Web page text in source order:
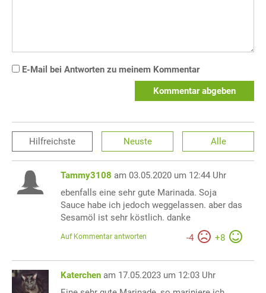
E-Mail bei Antworten zu meinem Kommentar
Kommentar abgeben
Hilfreichste Neuste Alle
Tammy3108 am 03.05.2020 um 12:44 Uhr
ebenfalls eine sehr gute Marinada. Soja
Sauce habe ich jedoch weggelassen. aber das
Sesamöl ist sehr köstlich. danke
-4 +8
Auf Kommentar antworten
Katerchen am 17.05.2023 um 12:03 Uhr